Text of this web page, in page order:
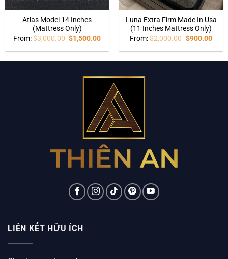
Atlas Model 14 Inches
(Mattress Only)
From:$3,000.00 $1,500.00
Luna Extra Firm Made In Usa
(11 Inches Mattress Only)
From: $2,000.00 $900.00
LIÊN KẾT HỮU ÍCH